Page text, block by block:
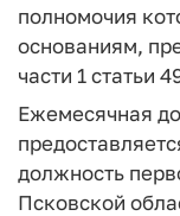
полномочия
основаниям,
части 1 статьи
Ежемесячная
должность
Псковской